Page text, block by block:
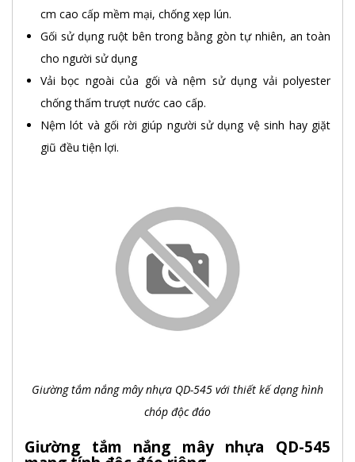
cm cao cấp mềm mại, chống xẹp lún.
Gối sử dụng ruột bên trong bằng gòn tự nhiên, an toàn
cho người sử dụng
Vải bọc ngoài của gối và nệm sử dụng vải polyester
chống thấm trượt nước cao cấp.
Nệm lót và gối rời giúp người sử dụng vệ sinh hay giặt
giũ đều tiện lợi.
Giường tắm nắng mây nhựa QD-545 với thiết kế dạng hình
chóp độc đáo
Giường tắm nắng mây nhựa QD-545